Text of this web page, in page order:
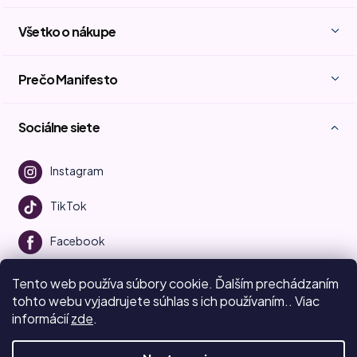
Tento web používa súbory cookie. Ďalším prechádzaním
tohto webu vyjadrujete súhlas s ich používaním.. Viac
informáciízde.
Všetko o nákupe
Prečo Manifesto
Sociálne siete
Instagram
TikTok
Facebook
Youtube
Vytvoril Shoptet